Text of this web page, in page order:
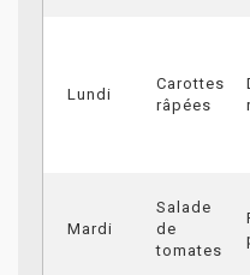
Lundi
Carottes
râpées
Mardi
Salade
de
tomates